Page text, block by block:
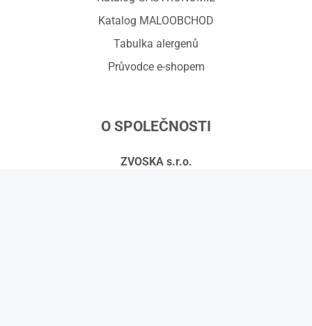
Katalog MALOOBCHOD
Tabulka alergenů
Průvodce e-shopem
O SPOLEČNOSTI
ZVOSKA s.r.o.